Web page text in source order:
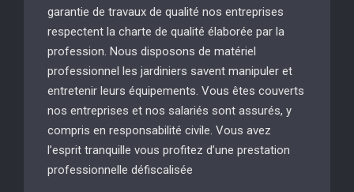
garantie de travaux de qualité nos entreprises
respectent la charte de qualité élaborée par la
profession. Nous disposons de matériel
professionnel les jardiniers savent manipuler et
entretenir leurs équipements. Vous êtes couverts
nos entreprises et nos salariés sont assurés, y
compris en responsabilité civile. Vous avez
l’esprit tranquille vous profitez d’une prestation
professionnelle défiscalisée